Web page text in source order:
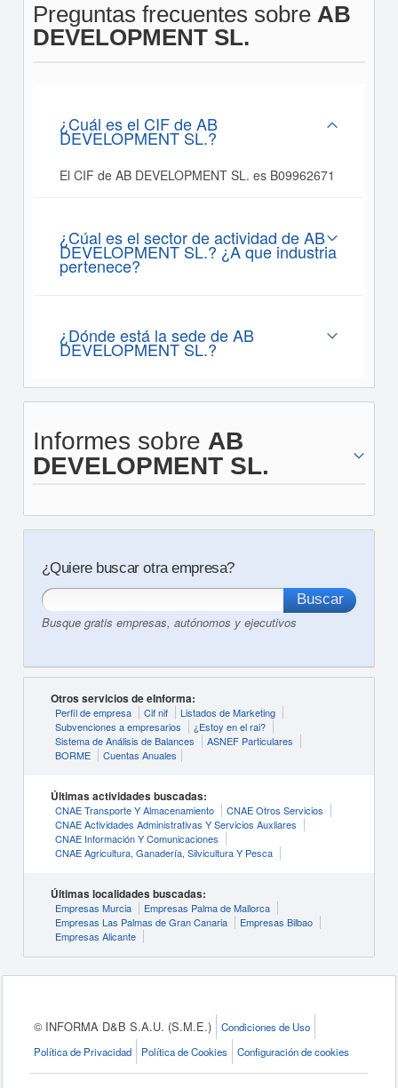
Preguntas frecuentes sobre AB
DEVELOPMENT SL.
¿Cuál es el CIF de AB
DEVELOPMENT SL.?
El CIF de AB DEVELOPMENT SL. es B09962671
¿Cúal es el sector de actividad de AB
DEVELOPMENT SL.? ¿A que industria
pertenece?
¿Dónde está la sede de AB
DEVELOPMENT SL.?
Informes sobre AB
DEVELOPMENT SL.
¿Quiere buscar otra empresa?
Busque gratis empresas, autónomos y ejecutivos
Otros servicios de eInforma:
Perfil de empresa Cif nif
Listados de Marketing
Subvenciones a empresarios
¿Estoy en el rai?
Sistema de Análisis de Balances
ASNEF Particulares
BORME
Cuentas Anuales
Últimas actividades buscadas:
CNAE Transporte Y Almacenamiento
CNAE Otros Servicios
CNAE Actividades Administrativas Y Servicios Auxliares
CNAE Información Y Comunicaciones
CNAE Agricultura, Ganadería, Silvicultura Y Pesca
Últimas localidades buscadas:
Empresas Murcia
Empresas Palma de Mallorca
Empresas Las Palmas de Gran Canaria
Empresas Bilbao
Empresas Alicante
© INFORMA D&B S.A.U. (S.M.E.)
Condiciones de Uso
Política de Privacidad
Política de Cookies Configuración de cookies